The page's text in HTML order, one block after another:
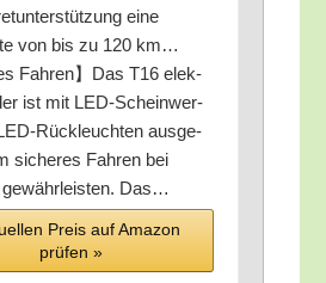
eine
von bis zu 120 km…
Fahren】Das T16 elek­
ist mit LED-Schein­wer­
Rück­leuch­ten aus­ge­
siche­res Fah­ren bei
Das…
Preis auf Ama­zon
prü­fen »